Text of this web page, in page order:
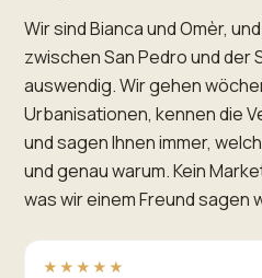
Wir sind Bianca und Omèr,
zwischen San Pedro und der
auswendig. Wir gehen
Urbanisationen, kennen die
und sagen Ihnen immer,
und genau warum. Kein
was wir einem Freund sagen
★★★★★